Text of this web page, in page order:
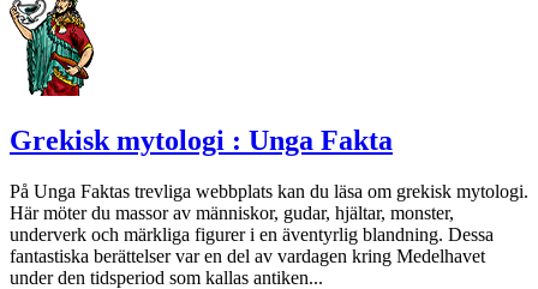
Grekisk mytologi : Unga Fakta
På Unga Faktas trevliga webbplats kan du läsa om grekisk mytologi.
Här möter du massor av människor, gudar, hjältar, monster,
underverk och märkliga figurer i en äventyrlig blandning. Dessa
fantastiska berättelser var en del av vardagen kring Medelhavet
under den tidsperiod som kallas antiken...